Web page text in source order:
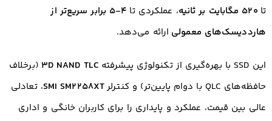
تا ۵۲۰ مگابایت بر ثانیه ، عملکردی تا
۴-۵ برابر سریع‌تر از
هارددیسک‌های معمولی ارائه می‌دهد.
این SSD با بهره‌گیری از تکنولوژی پیشرفته 3D NAND TLC (برخلاف
حافظه‌های QLC با دوام پایین‌تر) و کنترلر
SMI SM2258XT، تعادلی
عالی بین قیمت، عملکرد و پایداری را برای کاربران خانگی و اداری